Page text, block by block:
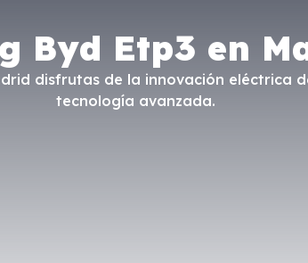
Byd Etp3 en
disfrutas de la innovación eléctrica
tecnología avanzada.